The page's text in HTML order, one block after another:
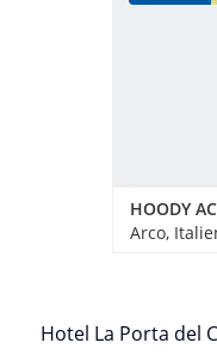
Arco,
Hotel La Porta del